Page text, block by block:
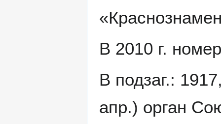
В 2010 г.
В подзаг.:
апр.) орган